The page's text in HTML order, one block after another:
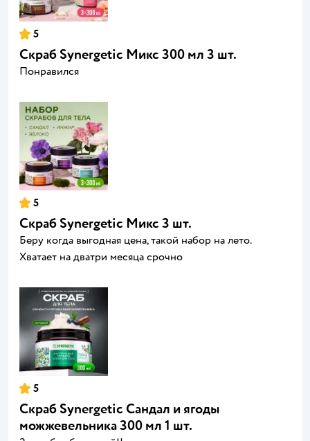
5
Скраб Synergetic Микс 300 мл 3 шт.
Понравился
5
Скраб Synergetic Микс 3 шт.
Беру когда выгодная цена, такой набор на лето.
Хватает на дватри месяца срочно
5
Скраб Synergetic Сандал и ягоды
можжевельника 300 мл 1 шт.